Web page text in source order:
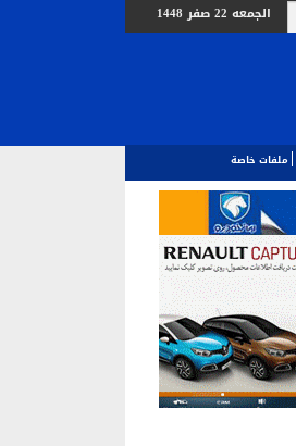
الجمعه 22 صفر 1448
ملفات خاصة